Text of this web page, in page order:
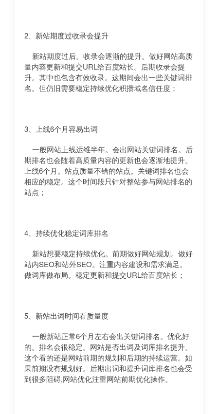
2、新站期度过收录会提升
新站期度过后。收录会逐渐的提升。做好网站高质
量内容更新和提交URL给百度站长。后期收录会提
升。其中也包含有效收录。这期间会出一些关键词排
名。但仍旧需要稳定持续优化积攒域名信任度；
3、上线6个月容易出词
一般网站上线运维半年。会出网站关键词排名。后
期排名也会随着高质量内容的更新也会逐渐地提升。
上线6个月。站点质量不错的站点。关键词排名也会
相应的稳定。这个时间段只针对整站参与网站排名的
站点；
4、持续优化稳定词库排名
新站想要稳定持续优化。前期做好网站规划。做好
站内SEO和站外SEO。注重内容建设和需求满足。
做词库做布局。稳定更新和提交URL给百度站长；
5、新站出词时间看质量度
一般新站正常6个月左右会出关键词排名。优化好
的。排名会很稳定。网站是否出词及词库排名提升。
这个看的还是网站前期的规划和后期的持续运营。如
果前期没有规划好。后期出词和提升词库排名也会受
到很多阻碍,网站优化注重网站前期优化操作。